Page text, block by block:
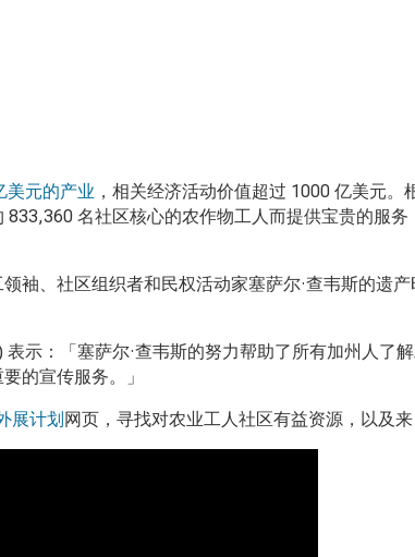
美元的产业 ，相关经济活动价值超过 1000 亿美元。
833,360 名社区核心的农作物工人而提供宝贵的服
、社区组织者和民权活动家塞萨尔·查韦斯的遗产
表示：「塞萨尔·查韦斯的努力帮助了所有加州人了
的宣传服务。」
展计划网页，寻找对农业工人社区有益资源，以及来